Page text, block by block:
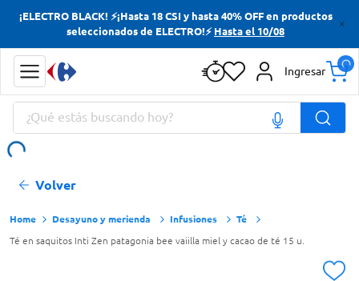
¡ELECTRO BLACK! ⚡¡Hasta 18 CSI y hasta 40% OFF en productos
seleccionados de ELECTRO!⚡ Hasta el 10/08
Ingresar
¿Qué estás buscando hoy?
Volver
Desayuno y merienda Infusiones Té
Té en saquitos Inti Zen patagonia bee vaiilla miel y cacao de té 15 u.
Términos más buscados
Yerba
Cerveza
Doves
Términos más buscados
Yerba
Cerveza
Doves
Papas Fritas